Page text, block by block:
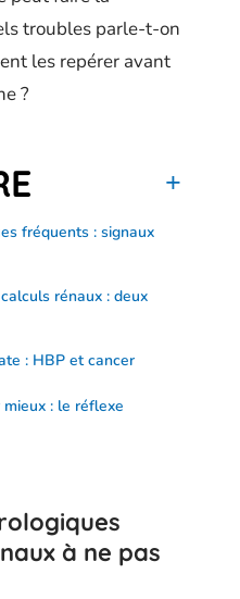
troubles parle-t-on
les repérer avant
?
fréquents : signaux
rénaux : deux
: HBP et cancer
: le réflexe
à ne pas